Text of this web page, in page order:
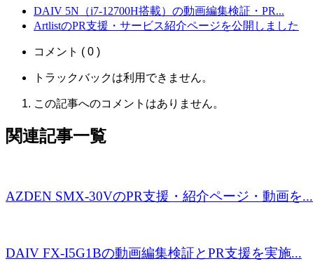
DAIV 5N（i7-12700H搭載）の動画編集検証・PR...
ArtlistのPR支援・サービス紹介ページを公開しました
コメント ( 0 )
トラックバックは利用できません。
この記事へのコメントはありません。
関連記事一覧
AZDEN SMX-30VのPR支援・紹介ページ・動画を...
DAIV FX-I5G1Bの動画編集検証とPR支援を実施...